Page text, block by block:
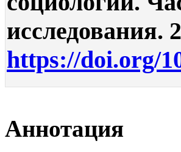
исследования.
https://doi.org/
Аннотация